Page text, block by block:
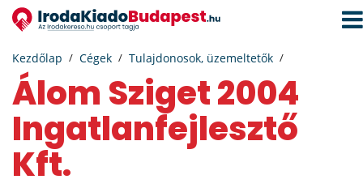
Kezdőlap Cégek Tulajdonosok, üzemeltetők
Álom Sziget 2004
Ingatlanfejlesztő
Kft.